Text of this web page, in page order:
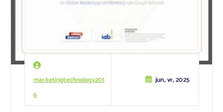
marketingtechnology201
6
jun, vr, 2025